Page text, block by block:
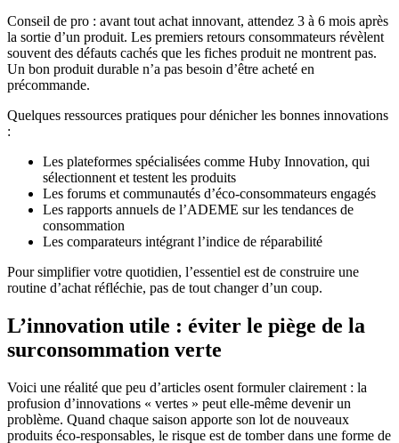
Conseil de pro : avant tout achat innovant, attendez 3 à 6 mois après
la sortie d’un produit. Les premiers retours consommateurs révèlent
souvent des défauts cachés que les fiches produit ne montrent pas.
Un bon produit durable n’a pas besoin d’être acheté en
précommande.
Quelques ressources pratiques pour dénicher les bonnes innovations
:
Les plateformes spécialisées comme Huby Innovation, qui
sélectionnent et testent les produits
Les forums et communautés d’éco-consommateurs engagés
Les rapports annuels de l’ADEME sur les tendances de
consommation
Les comparateurs intégrant l’indice de réparabilité
Pour simplifier votre quotidien, l’essentiel est de construire une
routine d’achat réfléchie, pas de tout changer d’un coup.
L’innovation utile : éviter le piège de la
surconsommation verte
Voici une réalité que peu d’articles osent formuler clairement : la
profusion d’innovations « vertes » peut elle-même devenir un
problème. Quand chaque saison apporte son lot de nouveaux
produits éco-responsables, le risque est de tomber dans une forme de